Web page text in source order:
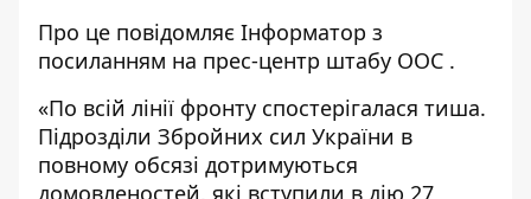
Про це повідомляє Інформатор з
посиланням на прес-центр штабу ООС .
«По всій лінії фронту спостерігалася тиша.
Підрозділи Збройних сил України в
повному обсязі дотримуються
домовленостей, які вступили в дію 27